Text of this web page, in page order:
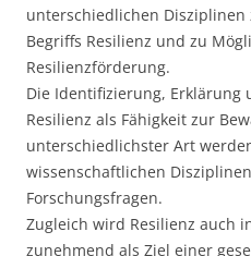
unterschiedlichen Disziplinen
Begriffs Resilienz und zu
Resilienzförderung.
Die Identifizierung, Erklärung
Resilienz als Fähigkeit zur
unterschiedlichster Art
wissenschaftlichen
Forschungsfragen.
Zugleich wird Resilienz auch
zunehmend als Ziel einer